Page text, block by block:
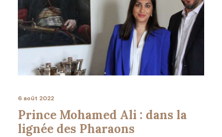
6 août 2022
Prince Mohamed Ali : dans la
lignée des Pharaons